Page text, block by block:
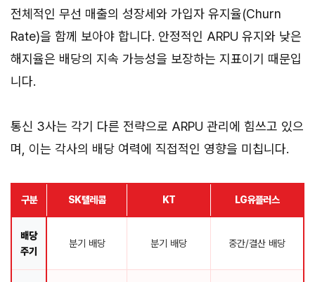
전체적인 무선 매출의 성장세와 가입자 유지율(Churn
Rate)을 함께 보아야 합니다. 안정적인 ARPU 유지와 낮은
해지율은 배당의 지속 가능성을 보장하는 지표이기 때문입
니다.
통신 3사는 각기 다른 전략으로 ARPU 관리에 힘쓰고 있으
며, 이는 각사의 배당 여력에 직접적인 영향을 미칩니다.
구분 SK텔레콤 KT LG유플러스
배당
주기
분기 배당 분기 배당 중간/결산 배당